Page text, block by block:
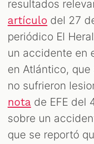
resultados
artículo del 27
periódico El
un accidente en
en Atlántico,
no sufrieron
nota de EFE del
sobre un
que se reportó